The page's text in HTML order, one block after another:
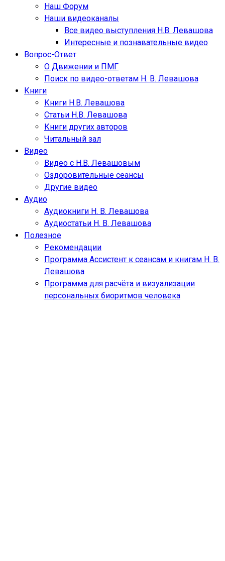
Наш Форум
Наши видеоканалы
Все видео выступления Н.В. Левашова
Интересные и познавательные видео
Вопрос-Ответ
О Движении и ПМГ
Поиск по видео-ответам Н. В. Левашова
Книги
Книги Н.В. Левашова
Статьи Н.В. Левашова
Книги других авторов
Читальный зал
Видео
Видео с Н.В. Левашовым
Оздоровительные сеансы
Другие видео
Аудио
Аудиокниги Н. В. Левашова
Аудиостатьи Н. В. Левашова
Полезное
Рекомендации
Программа Ассистент к сеансам и книгам Н. В.
Левашова
Программа для расчёта и визуализации
персональных биоритмов человека